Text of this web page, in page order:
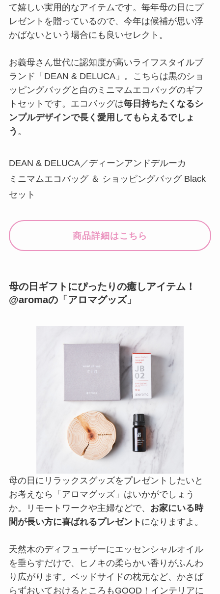
て嬉しい実用的なアイテムです。毎年母の日にプ
レゼントを贈っているので、今年は候補が思い浮
かばないという場合にも良いセレクト。
お義母さん世代に認知度が高いライフスタイルブ
ランド「DEAN & DELUCA」。こちらは黒のショ
ッピングバッグと白のミニマムエコバッグのギフ
トセットです。エコバッグは毎日持ちたくなるシ
ンプルデザインで長く愛用してもらえるでしょ
う 。
DEAN & DELUCA／ディーンアンドデルーカ
ミニマムエコバッグ ＆ ショッピングバッグ Black
セット
商品詳細はこちら
母の日ギフトにぴったりの癒しアイテム！
@aromaの「アロマグッズ」
母の日にリラックスグッズをプレゼントしたいと
お考えなら「アロマグッズ」はいかがでしょう
か。リモートワークや主婦などで、 お家にいる時
間が長い方に喜ばれるプレゼント になりますよ。
天然木のディフューザーにエッセンシャルオイル
を垂らすだけで、ヒノキの柔らかい香りがふんわ
り広がります。ベッドサイドの枕元など、かさば
らずおいておけるところもGOOD！インテリアに